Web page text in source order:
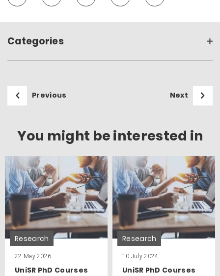
Categories
Previous Next
You might be interested in
Research
22 May 2026
UniSR PhD Courses
Research
10 July 2024
UniSR PhD Courses